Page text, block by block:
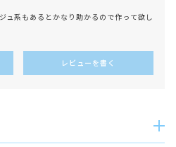
ュ系もあるとかなり助かるので作って欲し
レビューを書く